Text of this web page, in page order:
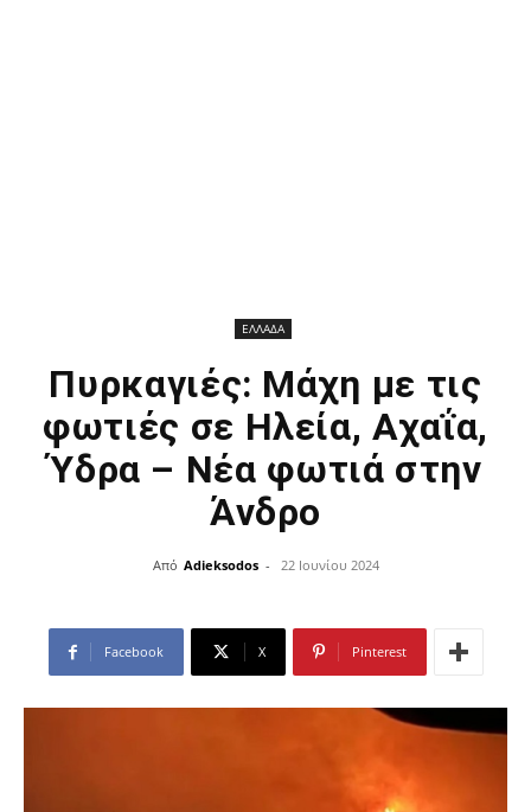
ΕΛΛΑΔΑ
Πυρκαγιές: Μάχη με τις
φωτιές σε Ηλεία, Αχαΐα,
Ύδρα – Νέα φωτιά στην
Άνδρο
Από Adieksodos - 22 Ιουνίου 2024
Facebook X Pinterest